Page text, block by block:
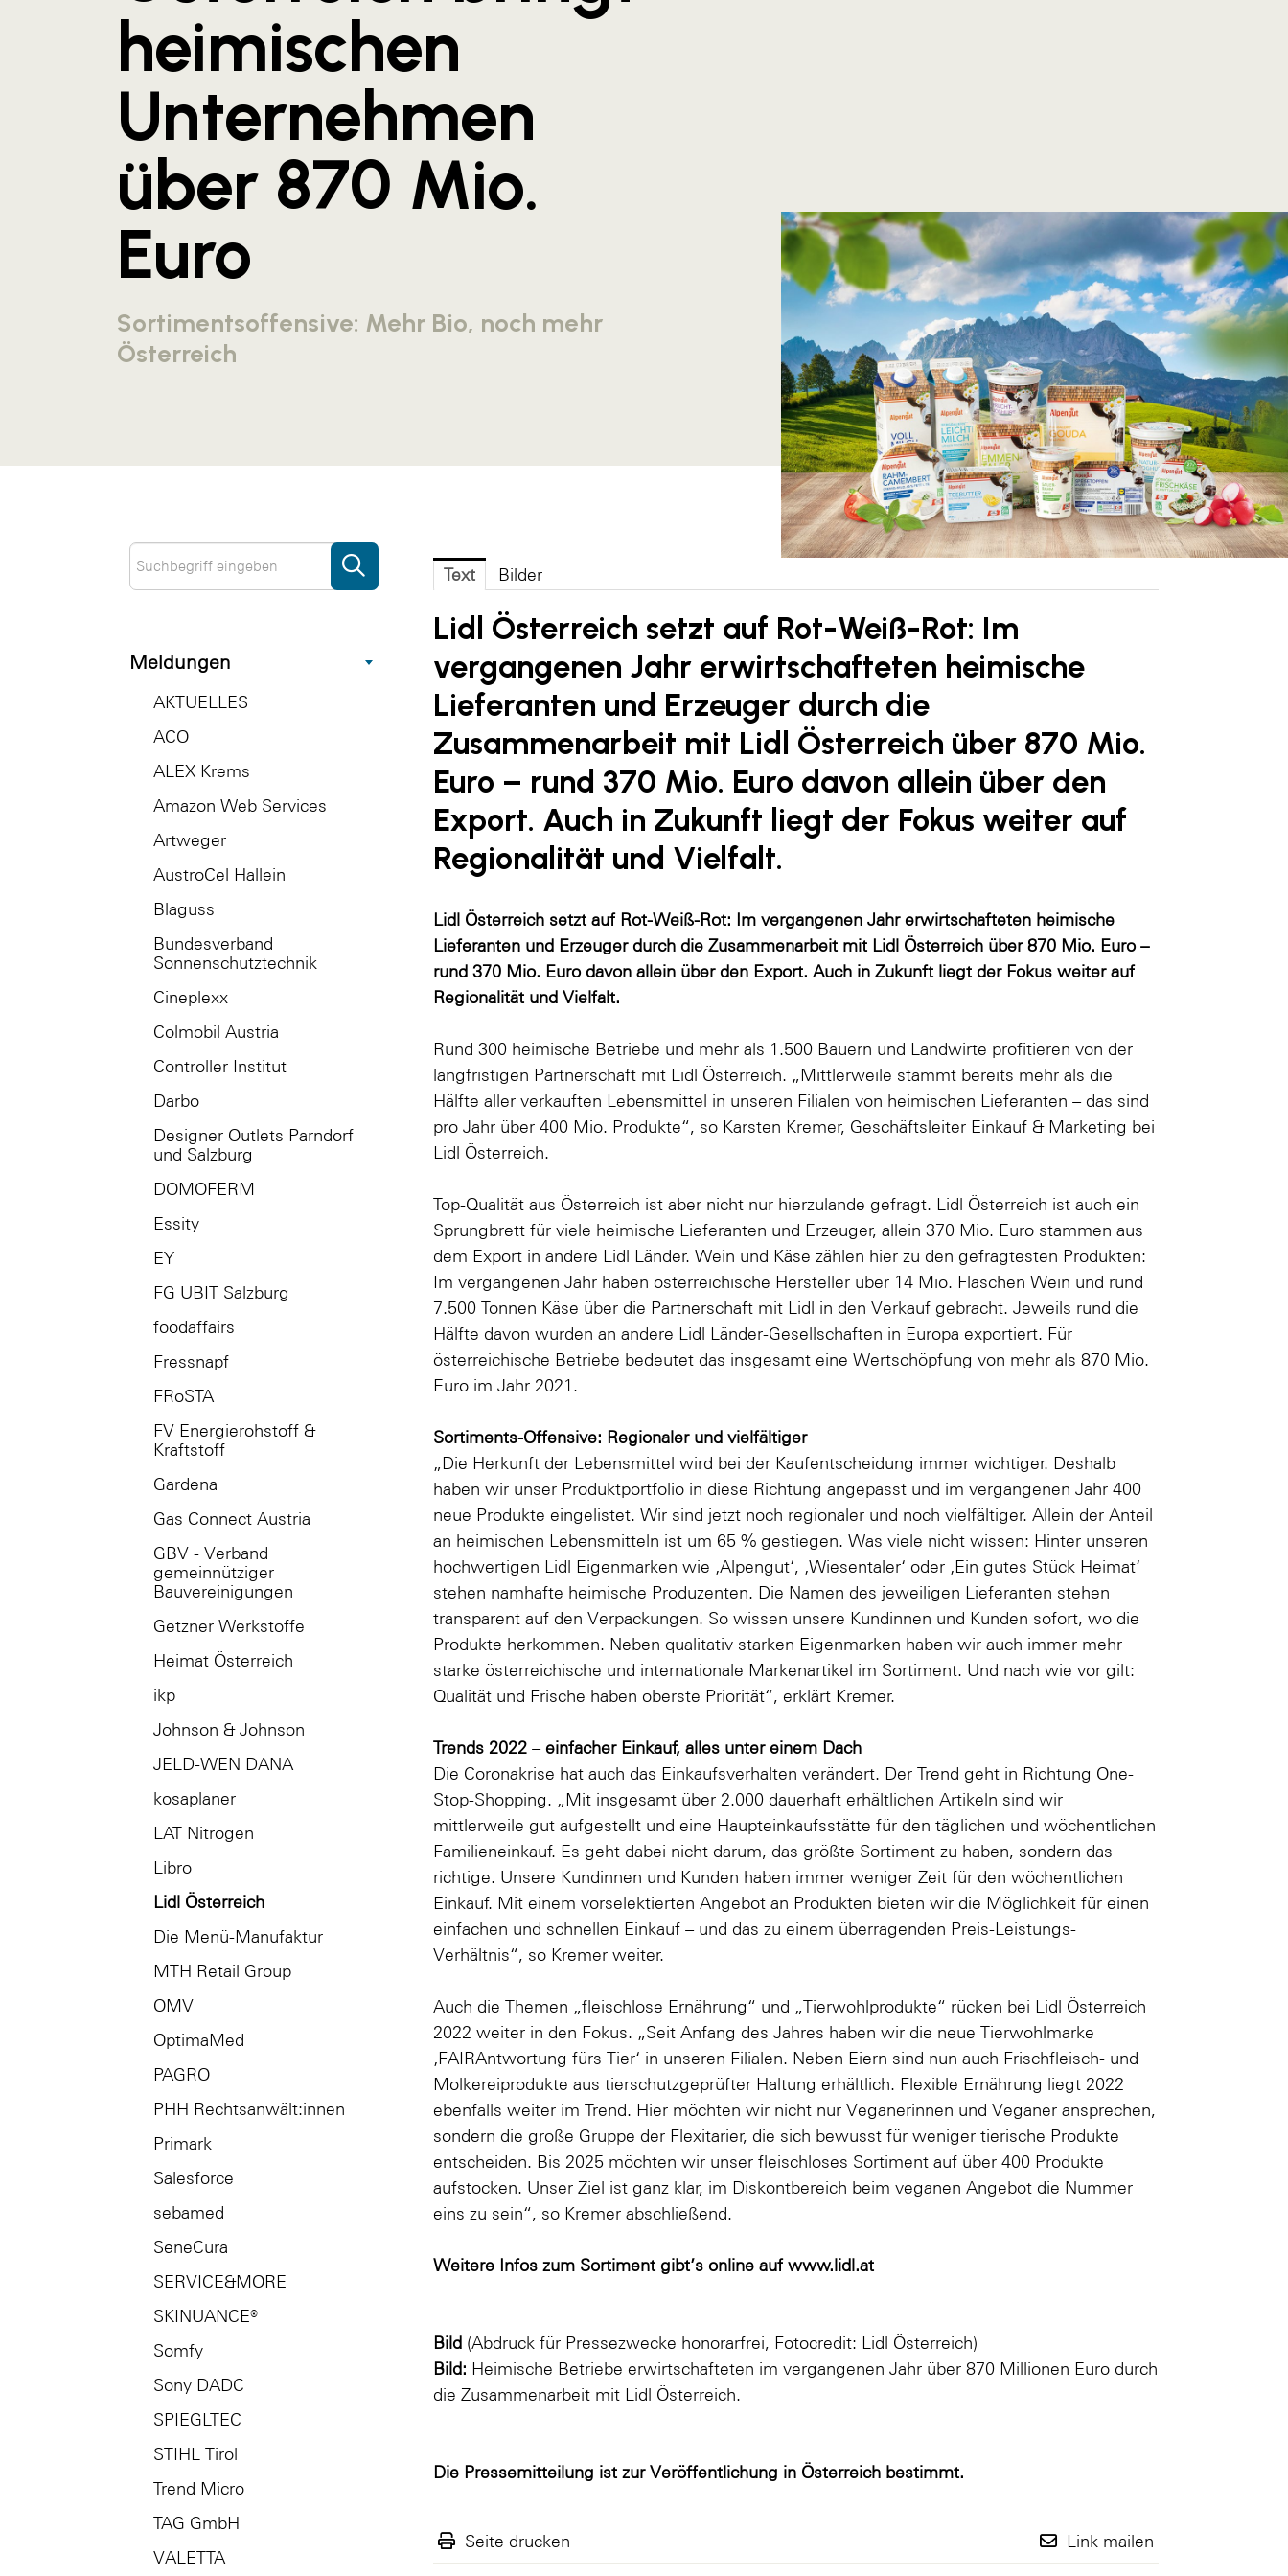
Meldungen
AKTUELLES
ACO
ALEX Krems
Amazon Web Services
Artweger
AustroCel Hallein
Blaguss
Bundesverband
Sonnenschutztechnik
Cineplexx
Colmobil Austria
Controller Institut
Darbo
Designer Outlets Parndorf
und Salzburg
DOMOFERM
Essity
EY
FG UBIT Salzburg
foodaffairs
Fressnapf
FRoSTA
FV Energierohstoff &
Kraftstoff
Gardena
Gas Connect Austria
GBV - Verband
gemeinnütziger
Bauvereinigungen
Getzner Werkstoffe
Heimat Österreich
ikp
Johnson & Johnson
JELD-WEN DANA
kosaplaner
LAT Nitrogen
Libro
Lidl Österreich
Die Menü-Manufaktur
MTH Retail Group
OMV
OptimaMed
PAGRO
PHH Rechtsanwält:innen
Primark
Salesforce
sebamed
SeneCura
SERVICE&MORE
SKINUANCE®
Somfy
Sony DADC
SPIEGLTEC
STIHL Tirol
Trend Micro
TAG GmbH
VALETTA
heimischen
Unternehmen
über 870 Mio.
Euro
Sortimentsoffensive: Mehr Bio, noch mehr
Österreich
Text Bilder
Lidl Österreich setzt auf Rot-Weiß-Rot: Im
vergangenen Jahr erwirtschafteten heimische
Lieferanten und Erzeuger durch die
Zusammenarbeit mit Lidl Österreich über 870 Mio.
Euro – rund 370 Mio. Euro davon allein über den
Export. Auch in Zukunft liegt der Fokus weiter auf
Regionalität und Vielfalt.
Lidl Österreich setzt auf Rot-Weiß-Rot: Im vergangenen Jahr erwirtschafteten heimische
Lieferanten und Erzeuger durch die Zusammenarbeit mit Lidl Österreich über 870 Mio. Euro –
rund 370 Mio. Euro davon allein über den Export. Auch in Zukunft liegt der Fokus weiter auf
Regionalität und Vielfalt.
Rund 300 heimische Betriebe und mehr als 1.500 Bauern und Landwirte profitieren von der
langfristigen Partnerschaft mit Lidl Österreich. „Mittlerweile stammt bereits mehr als die
Hälfte aller verkauften Lebensmittel in unseren Filialen von heimischen Lieferanten – das sind
pro Jahr über 400 Mio. Produkte“, so Karsten Kremer, Geschäftsleiter Einkauf & Marketing bei
Lidl Österreich.
Top-Qualität aus Österreich ist aber nicht nur hierzulande gefragt. Lidl Österreich ist auch ein
Sprungbrett für viele heimische Lieferanten und Erzeuger, allein 370 Mio. Euro stammen aus
dem Export in andere Lidl Länder. Wein und Käse zählen hier zu den gefragtesten Produkten:
Im vergangenen Jahr haben österreichische Hersteller über 14 Mio. Flaschen Wein und rund
7.500 Tonnen Käse über die Partnerschaft mit Lidl in den Verkauf gebracht. Jeweils rund die
Hälfte davon wurden an andere Lidl Länder-Gesellschaften in Europa exportiert. Für
österreichische Betriebe bedeutet das insgesamt eine Wertschöpfung von mehr als 870 Mio.
Euro im Jahr 2021.
Sortiments-Offensive: Regionaler und vielfältiger
„Die Herkunft der Lebensmittel wird bei der Kaufentscheidung immer wichtiger. Deshalb
haben wir unser Produktportfolio in diese Richtung angepasst und im vergangenen Jahr 400
neue Produkte eingelistet. Wir sind jetzt noch regionaler und noch vielfältiger. Allein der Anteil
an heimischen Lebensmitteln ist um 65 % gestiegen. Was viele nicht wissen: Hinter unseren
hochwertigen Lidl Eigenmarken wie ‚Alpengut‘, ‚Wiesentaler‘ oder ‚Ein gutes Stück Heimat‘
stehen namhafte heimische Produzenten. Die Namen des jeweiligen Lieferanten stehen
transparent auf den Verpackungen. So wissen unsere Kundinnen und Kunden sofort, wo die
Produkte herkommen. Neben qualitativ starken Eigenmarken haben wir auch immer mehr
starke österreichische und internationale Markenartikel im Sortiment. Und nach wie vor gilt:
Qualität und Frische haben oberste Priorität“, erklärt Kremer.
Trends 2022 –einfacher Einkauf, alles unter einem Dach
Die Coronakrise hat auch das Einkaufsverhalten verändert. Der Trend geht in Richtung One-
Stop-Shopping. „Mit insgesamt über 2.000 dauerhaft erhältlichen Artikeln sind wir
mittlerweile gut aufgestellt und eine Haupteinkaufsstätte für den täglichen und wöchentlichen
Familieneinkauf. Es geht dabei nicht darum, das größte Sortiment zu haben, sondern das
richtige. Unsere Kundinnen und Kunden haben immer weniger Zeit für den wöchentlichen
Einkauf. Mit einem vorselektierten Angebot an Produkten bieten wir die Möglichkeit für einen
einfachen und schnellen Einkauf – und das zu einem überragenden Preis-Leistungs-
Verhältnis“, so Kremer weiter.
Auch die Themen „fleischlose Ernährung“ und „Tierwohlprodukte“ rücken bei Lidl Österreich
2022 weiter in den Fokus. „Seit Anfang des Jahres haben wir die neue Tierwohlmarke
‚FAIRAntwortung fürs Tier‘ in unseren Filialen. Neben Eiern sind nun auch Frischfleisch- und
Molkereiprodukte aus tierschutzgeprüfter Haltung erhältlich. Flexible Ernährung liegt 2022
ebenfalls weiter im Trend. Hier möchten wir nicht nur Veganerinnen und Veganer ansprechen,
sondern die große Gruppe der Flexitarier, die sich bewusst für weniger tierische Produkte
entscheiden. Bis 2025 möchten wir unser fleischloses Sortiment auf über 400 Produkte
aufstocken. Unser Ziel ist ganz klar, im Diskontbereich beim veganen Angebot die Nummer
eins zu sein“, so Kremer abschließend.
Weitere Infos zum Sortiment gibt’s online aufwww.lidl.at
Bild (Abdruck für Pressezwecke honorarfrei, Fotocredit: Lidl Österreich)
Bild: Heimische Betriebe erwirtschafteten im vergangenen Jahr über 870 Millionen Euro durch
die Zusammenarbeit mit Lidl Österreich.
Die Pressemitteilung ist zur Veröffentlichung in Österreich bestimmt.
Seite drucken Link mailen